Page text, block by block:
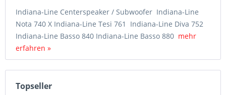
Indiana-Line Centerspeaker / Subwoofer Indiana-Line
Nota 740 X Indiana-Line Tesi 761 Indiana-Line Diva 752
Indiana-Line Basso 840 Indiana-Line Basso 880 mehr
erfahren »
Topseller